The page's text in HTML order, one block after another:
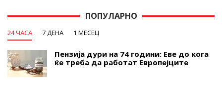
ПОПУЛАРНО
24 ЧАСА 7 ДЕНА 1 МЕСЕЦ
Пензија дури на 74 години: Еве до кога
ќе треба да работат Европејците